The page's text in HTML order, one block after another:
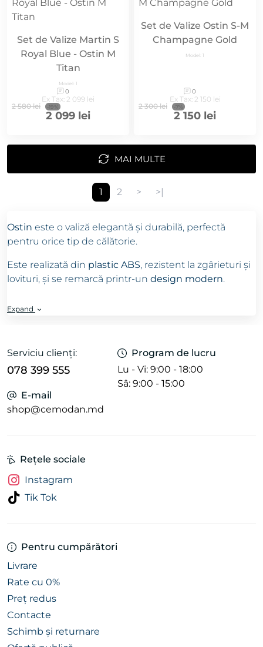
Set de Valize Martin S
Royal Blue - Ostin M
Titan
Model: 1
0
Ex Tax: 2 099 lei
2 580 lei
-19%
2 099 lei
Set de Valize Ostin S-M
Champagne Gold
Model: 1
0
Ex Tax: 2 150 lei
2 300 lei
-7%
2 150 lei
MAI MULTE
1 2 > >|
Ostin este o valiză elegantă și durabilă, perfectă
pentru orice tip de călătorie.
Este realizată din plastic ABS, rezistent la zgârieturi și
lovituri, și se remarcă printr-un design modern.
S- ideală ca bagaj de mână,
M- potrivită pentru călătorii obișnuite,
XL
- spațioasă pentru vacanțe lungi.
Roți pivotante 360°
Gama variată de culori
nuanțe vii.
beneficiază de livrare rapidă în toată Moldova.
Expand
Serviciu clienți:
078 399 555
Program de lucru
Lu - Vi: 9:00 - 18:00
Sâ: 9:00 - 15:00
E-mail
shop@cemodan.md
Pentru cumpărători
Livrare
Rate cu 0%
Preț redus
Contacte
Schimb și returnare
Rețele sociale
Instagram
Tik Tok